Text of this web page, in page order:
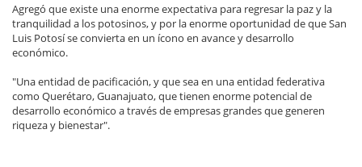
Agregó que existe una enorme expectativa para regresar la paz y la
tranquilidad a los potosinos, y por la enorme oportunidad de que San
Luis Potosí se convierta en un ícono en avance y desarrollo
económico.
"Una entidad de pacificación, y que sea en una entidad federativa
como Querétaro, Guanajuato, que tienen enorme potencial de
desarrollo económico a través de empresas grandes que generen
riqueza y bienestar".